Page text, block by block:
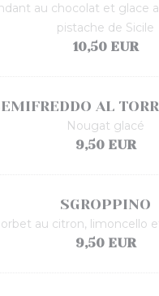
au chocolat et glace
pistache de Sicile
10,50 EUR
AL
Nougat glacé
9,50 EUR
SGROPPINO
au citron, limoncello
9,50 EUR